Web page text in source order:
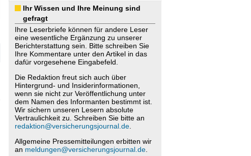
Ihr Wissen und Ihre Meinung sind
gefragt
Ihre Leserbriefe können für andere Leser
eine wesentliche Ergänzung zu unserer
Berichterstattung sein. Bitte schreiben Sie
Ihre Kommentare unter den Artikel in das
dafür vorgesehene Eingabefeld.
Die Redaktion freut sich auch über
Hintergrund- und Insiderinformationen,
wenn sie nicht zur Veröffentlichung unter
dem Namen des Informanten bestimmt ist.
Wir sichern unseren Lesern absolute
Vertraulichkeit zu. Schreiben Sie bitte an
redaktion@versicherungsjournal.de.
Allgemeine Pressemitteilungen erbitten wir
an meldungen@versicherungsjournal.de.